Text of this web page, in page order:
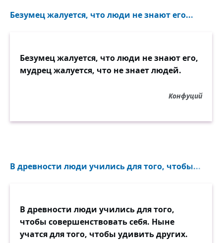
Безумец жалуется, что люди не знают его...
Безумец жалуется, что люди не знают его,
мудрец жалуется, что не знает людей.
Конфуций
В древности люди учились для того, чтобы...
В древности люди учились для того,
чтобы совершенствовать себя. Ныне
учатся для того, чтобы удивить других.